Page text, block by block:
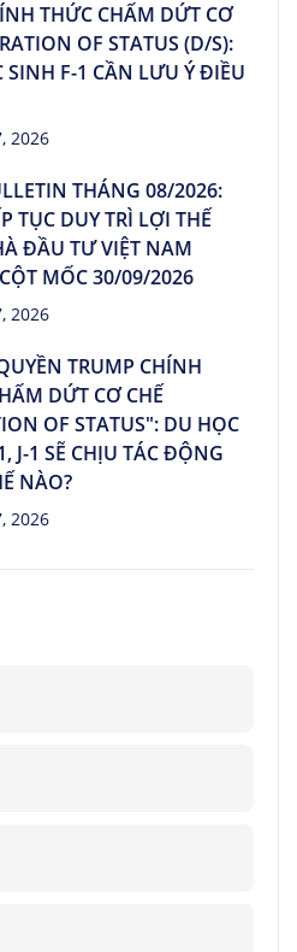
THỨC CHẤM DỨT CƠ
OF STATUS (D/S):
SINH F-1 CẦN LƯU Ý ĐIỀU
2026
THÁNG 08/2026:
TỤC DUY TRÌ LỢI THẾ
ĐẦU TƯ VIỆT NAM
MỐC 30/09/2026
2026
TRUMP CHÍNH
DỨT CƠ CHẾ
OF STATUS": DU HỌC
J-1 SẼ CHỊU TÁC ĐỘNG
NÀO?
2026